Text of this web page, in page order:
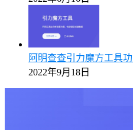
阿明查查引力魔方工具
2022年9月18日